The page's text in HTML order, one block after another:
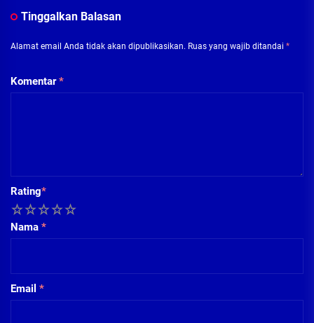
Tinggalkan Balasan
Alamat email Anda tidak akan dipublikasikan. Ruas yang wajib ditandai *
Komentar*
Rating*
5
4
3
2
Nama *
Email *